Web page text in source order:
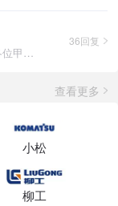
各位甲友大家好！又是好久没发帖子了！ 今天给各位甲友带来一
36回复
查看更多
小松
柳工